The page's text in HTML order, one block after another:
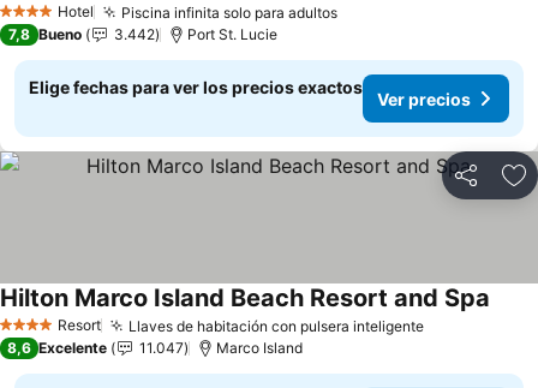
4 EstrellasHotel Piscina infinita solo para adultos
7,8 Bueno 3.442 Port St. Lucie
Elige fechas para ver los precios exactos
Ver precios
Compartir
4 EstrellasResort Llaves de habitación con pulsera inteligente
Hilton Marco Island Beach Resort and Spa
8,6 Excelente 11.047 Marco Island